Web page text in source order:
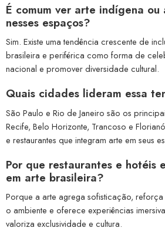
É comum ver arte indígena
nesses espaços?
Sim. Existe uma tendência crescente de
brasileira e periférica como forma de
nacional e promover diversidade cultural.
Quais cidades lideram essa
São Paulo e Rio de Janeiro são os
Recife, Belo Horizonte, Trancoso e
e restaurantes que integram arte em seus
Por que restaurantes e hotéis
em arte brasileira?
Porque a arte agrega sofisticação,
o ambiente e oferece experiências
valoriza exclusividade e cultura.